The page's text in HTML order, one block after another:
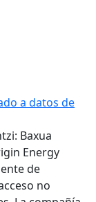
a datos de
Baxua
Energy
de
no